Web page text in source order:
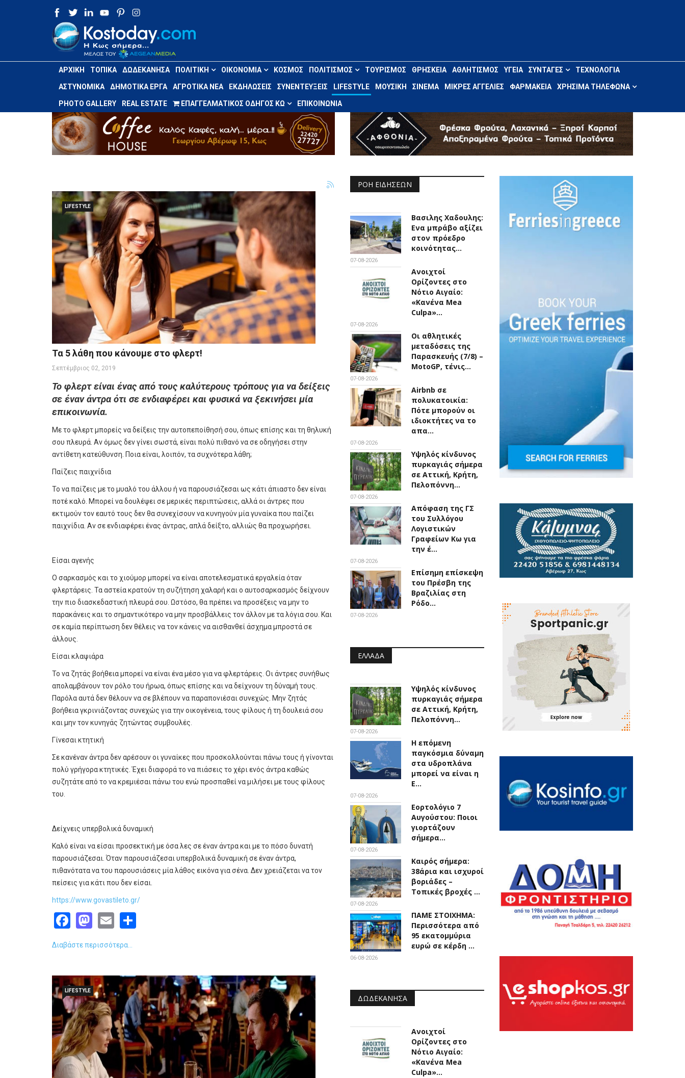
ΑΡΧΙΚΉ ΤΟΠΙΚΆ ΔΩΔΕΚΆΝΗΣΑ ΠΟΛΙΤΙΚΉ ΟΙΚΟΝΟΜΊΑ ΚΌΣΜΟΣ ΠΟΛΙΤΙΣΜΌΣ ΤΟΥΡΙΣΜΌΣ ΘΡΗΣΚΕΊΑ ΑΘΛΗΤΙΣΜΌΣ ΥΓΕΊΑ ΣΥΝΤΑΓΈΣ ΤΕΧΝΟΛΟΓΊΑ
ΑΣΤΥΝΟΜΙΚΆ ΔΗΜΟΤΙΚΆ ΈΡΓΑ ΑΓΡΟΤΙΚΆ ΝΈΑ ΕΚΔΗΛΏΣΕΙΣ ΣΥΝΕΝΤΕΎΞΕΙΣ LIFESTYLE ΜΟΥΣΙΚΉ ΣΙΝΕΜΆ ΜΙΚΡΈΣ ΑΓΓΕΛΊΕΣ ΦΑΡΜΑΚΕΊΑ ΧΡΉΣΙΜΑ ΤΗΛΈΦΩΝΑ
PHOTO GALLERY REAL ESTATE ΕΠΑΓΓΕΛΜΑΤΙΚΌΣ ΟΔΗΓΌΣ ΚΩ ΕΠΙΚΟΙΝΩΝΊΑ
LIFESTYLE
Τα 5 λάθη που κάνουμε στο φλερτ!
Σεπτέμβριος 02, 2019
Το φλερτ είναι ένας από τους καλύτερους τρόπους για να δείξεις
σε έναν άντρα ότι σε ενδιαφέρει και φυσικά να ξεκινήσει μία
επικοινωνία.
Με το φλερτ μπορείς να δείξεις την αυτοπεποίθησή σου, όπως επίσης και τη θηλυκή
σου πλευρά. Αν όμως δεν γίνει σωστά, είναι πολύ πιθανό να σε οδηγήσει στην
αντίθετη κατεύθυνση. Ποια είναι, λοιπόν, τα συχνότερα λάθη;
Παίζεις παιχνίδια
Το να παίζεις με το μυαλό του άλλου ή να παρουσιάζεσαι ως κάτι άπιαστο δεν είναι
ποτέ καλό. Μπορεί να δουλέψει σε μερικές περιπτώσεις, αλλά οι άντρες που
εκτιμούν τον εαυτό τους δεν θα συνεχίσουν να κυνηγούν μία γυναίκα που παίζει
παιχνίδια. Αν σε ενδιαφέρει ένας άντρας, απλά δείξτο, αλλιώς θα προχωρήσει.
Είσαι αγενής
Ο σαρκασμός και το χιούμορ μπορεί να είναι αποτελεσματικά εργαλεία όταν
φλερτάρεις. Τα αστεία κρατούν τη συζήτηση χαλαρή και ο αυτοσαρκασμός δείχνουν
την πιο διασκεδαστική πλευρά σου. Ωστόσο, θα πρέπει να προσέξεις να μην το
παρακάνεις και το σημαντικότερο να μην προσβάλλεις τον άλλον με τα λόγια σου. Και
σε καμία περίπτωση δεν θέλεις να τον κάνεις να αισθανθεί άσχημα μπροστά σε
άλλους.
Είσαι κλαψιάρα
Το να ζητάς βοήθεια μπορεί να είναι ένα μέσο για να φλερτάρεις. Οι άντρες συνήθως
απολαμβάνουν τον ρόλο του ήρωα, όπως επίσης και να δείχνουν τη δύναμή τους.
Παρόλα αυτά δεν θέλουν να σε βλέπουν να παραπονιέσαι συνεχώς. Μην ζητάς
βοήθεια γκρινιάζοντας συνεχώς για την οικογένεια, τους φίλους ή τη δουλειά σου
και μην τον κυνηγάς ζητώντας συμβουλές.
Γίνεσαι κτητική
Σε κανέναν άντρα δεν αρέσουν οι γυναίκες που προσκολλούνται πάνω τους ή γίνονται
πολύ γρήγορα κτητικές. Έχει διαφορά το να πιάσεις το χέρι ενός άντρα καθώς
συζητάτε από το να κρεμιέσαι πάνω του ενώ προσπαθεί να μιλήσει με τους φίλους
του.
Δείχνεις υπερβολικά δυναμική
Καλό είναι να είσαι προσεκτική με όσα λες σε έναν άντρα και με το πόσο δυνατή
παρουσιάζεσαι. Όταν παρουσιάζεσαι υπερβολικά δυναμική σε έναν άντρα,
πιθανότατα να του παρουσιάσεις μία λάθος εικόνα για σένα. Δεν χρειάζεται να τον
πείσεις για κάτι που δεν είσαι.
https://www.govastileto.gr/
Facebook
Mastodon
Email
Διαβάστε περισσότερα...
LIFESTYLE
ΡΟΉ ΕΙΔΉΣΕΩΝ
Βασιλης Χαδουλης:
Ενα μπράβο αξίζει
στον πρόεδρο
κοινότητας…
07-08-2026
Ανοιχτοί
Ορίζοντες στο
Νότιο Αιγαίο:
«Κανένα Mea
Culpa»…
07-08-2026
Οι αθλητικές
μεταδόσεις της
Παρασκευής (7/8) –
MotoGP, τένις…
07-08-2026
Airbnb σε
πολυκατοικία:
Πότε μπορούν οι
ιδιοκτήτες να το
απα…
07-08-2026
Υψηλός κίνδυνος
πυρκαγιάς σήμερα
σε Αττική, Κρήτη,
Πελοπόννη…
07-08-2026
Απόφαση της ΓΣ
του Συλλόγου
Λογιστικών
Γραφείων Κω για
την έ…
07-08-2026
Επίσημη επίσκεψη
του Πρέσβη της
Βραζιλίας στη
Ρόδο…
07-08-2026
ΕΛΛΆΔΑ
Υψηλός κίνδυνος
πυρκαγιάς σήμερα
σε Αττική, Κρήτη,
Πελοπόννη…
07-08-2026
Η επόμενη
παγκόσμια δύναμη
στα υδροπλάνα
μπορεί να είναι η
Ε…
07-08-2026
Εορτολόγιο 7
Αυγούστου: Ποιοι
γιορτάζουν
σήμερα…
07-08-2026
Καιρός σήμερα:
38άρια και ισχυροί
βοριάδες –
Τοπικές βροχές …
07-08-2026
ΠΑΜΕ ΣΤΟΙΧΗΜΑ:
Περισσότερα από
95 εκατομμύρια
ευρώ σε κέρδη …
06-08-2026
ΔΩΔΕΚΆΝΗΣΑ
Ανοιχτοί
Ορίζοντες στο
Νότιο Αιγαίο:
«Κανένα Mea
Culpa»…